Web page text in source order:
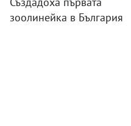
зоолинейка в България